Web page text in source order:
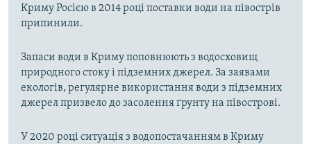
Криму Росією в 2014 році поставки води на півострів
припинили.
Запаси води в Криму поповнюють з водосховищ
природного стоку і підземних джерел. За заявами
екологів, регулярне використання води з підземних
джерел призвело до засолення ґрунту на півострові.
У 2020 році ситуація з водопостачанням в Криму